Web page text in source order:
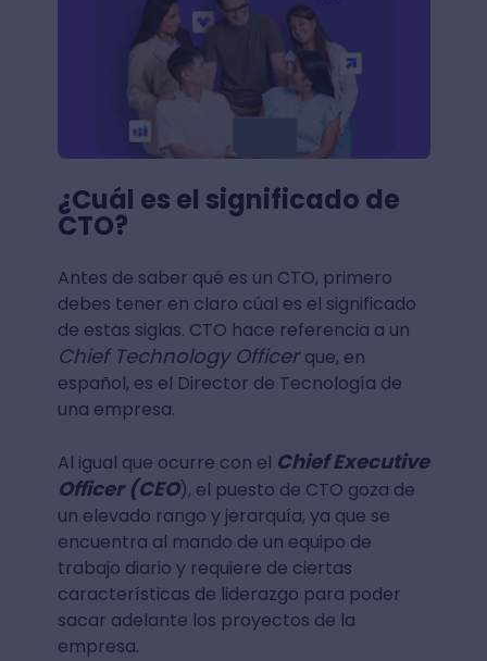
¿Cuál es el significado de
CTO?
Antes de saber qué es un CTO, primero
debes tener en claro cúal es el significado
de estas siglas. CTO hace referencia a un
Chief Technology Officerque, en
español, es el Director de Tecnología de
una empresa.
Al igual que ocurre con el Chief Executive
Officer (CEO), el puesto de CTO goza de
un elevado rango y jerarquía, ya que se
encuentra al mando de un equipo de
trabajo diario y requiere de ciertas
características de liderazgo para poder
sacar adelante los proyectos de la
empresa.